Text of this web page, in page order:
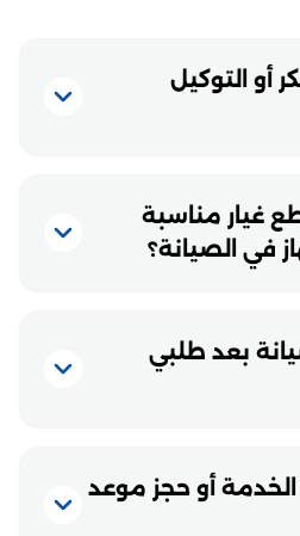
أو التوكيل
غيار مناسبة
في الصيانة؟
بعد طلبي
أو حجز موعد